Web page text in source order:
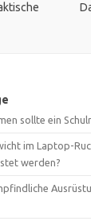
sollte ein
im Laptop-
werden?